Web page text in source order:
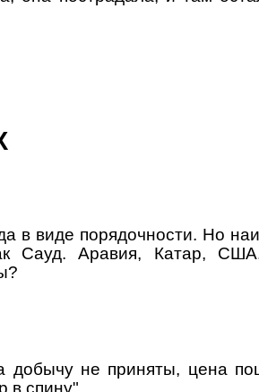
в виде порядочности. Но
Сауд. Аравия, Катар,
добычу не приняты, цена
в спину".